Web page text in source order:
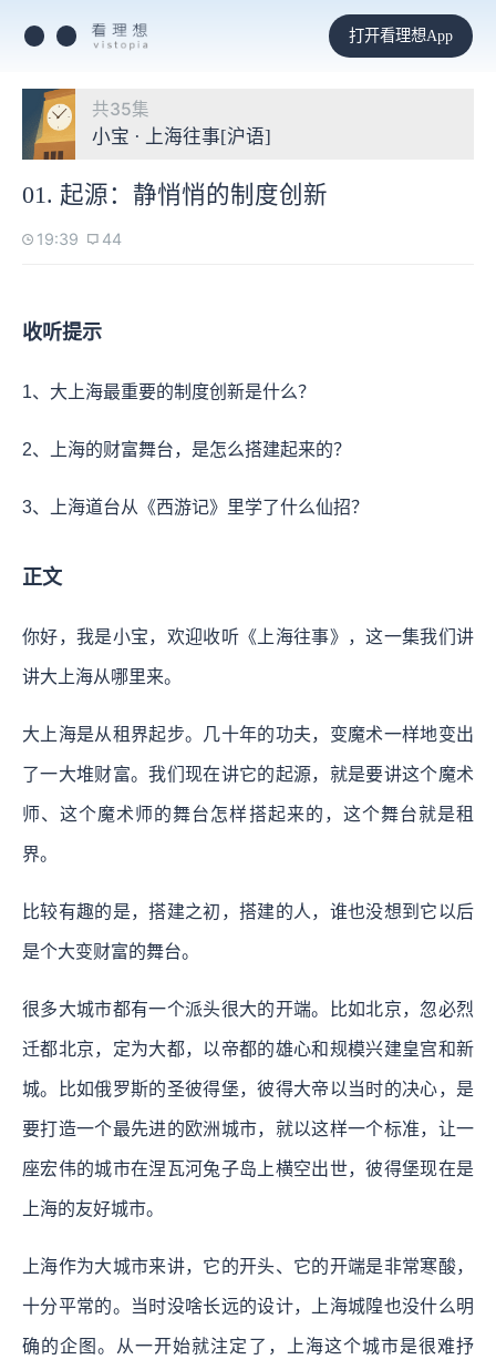
打开看理想App
共35集
小宝 · 上海往事[沪语]
01. 起源：静悄悄的制度创新
19:39 44
收听提示
1、大上海最重要的制度创新是什么？
2、上海的财富舞台，是怎么搭建起来的？
3、上海道台从《西游记》里学了什么仙招？
正文
你好，我是小宝，欢迎收听《上海往事》，这一集我们讲
讲大上海从哪里来。
大上海是从租界起步。几十年的功夫，变魔术一样地变出
了一大堆财富。我们现在讲它的起源，就是要讲这个魔术
师、这个魔术师的舞台怎样搭起来的，这个舞台就是租
界。
比较有趣的是，搭建之初，搭建的人，谁也没想到它以后
是个大变财富的舞台。
很多大城市都有一个派头很大的开端。比如北京，忽必烈
迁都北京，定为大都，以帝都的雄心和规模兴建皇宫和新
城。比如俄罗斯的圣彼得堡，彼得大帝以当时的决心，是
要打造一个最先进的欧洲城市，就以这样一个标准，让一
座宏伟的城市在涅瓦河兔子岛上横空出世，彼得堡现在是
上海的友好城市。
上海作为大城市来讲，它的开头、它的开端是非常寒酸，
十分平常的。当时没啥长远的设计，上海城隍也没什么明
确的企图。从一开始就注定了，上海这个城市是很难抒